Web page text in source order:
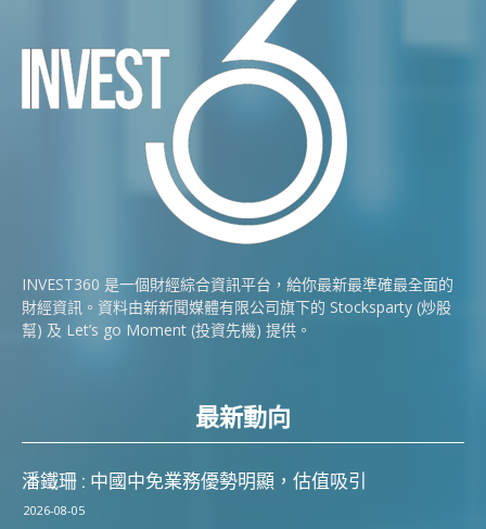
INVEST360 是一個財經綜合資訊平台，給你最新最準確最全面的
財經資訊。資料由新新聞媒體有限公司旗下的 Stocksparty (炒股
幫) 及 Let’s go Moment (投資先機) 提供。
最新動向
潘鐵珊 : 中國中免業務優勢明顯，估值吸引
2026-08-05